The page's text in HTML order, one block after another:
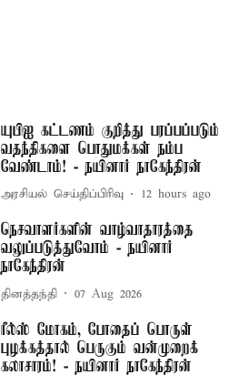
யுபிஐ கட்டணம் குறித்து பரப்பப்படும்
வதந்திகளை பொதுமக்கள் நம்ப
வேண்டாம்! - நயினார் நாகேந்திரன்
அரசியல் செய்திப்பிரிவு 12 hours ago
நெசவாளர்களின் வாழ்வாதாரத்தை
வலுப்படுத்துவோம் - நயினார்
நாகேந்திரன்
தினத்தந்தி 07 Aug 2026
ரீல்ஸ் மோகம், போதைப் பொருள்
புழக்கத்தால் பெருகும் வன்முறைக்
கலாசாரம்! - நயினார் நாகேந்திரன்